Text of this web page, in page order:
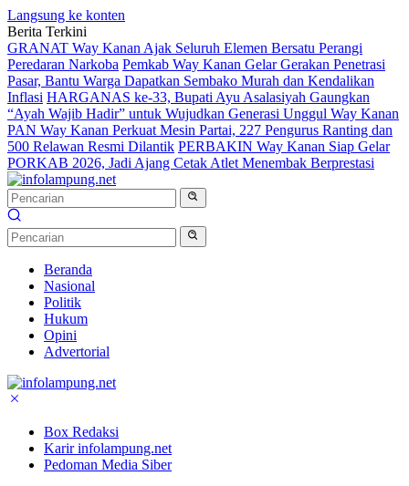
Langsung ke konten
Berita Terkini
GRANAT Way Kanan Ajak Seluruh Elemen Bersatu Perangi
Peredaran Narkoba Pemkab Way Kanan Gelar Gerakan Penetrasi
Pasar, Bantu Warga Dapatkan Sembako Murah dan Kendalikan
Inflasi HARGANAS ke-33, Bupati Ayu Asalasiyah Gaungkan
“Ayah Wajib Hadir” untuk Wujudkan Generasi Unggul Way Kanan
PAN Way Kanan Perkuat Mesin Partai, 227 Pengurus Ranting dan
500 Relawan Resmi Dilantik PERBAKIN Way Kanan Siap Gelar
PORKAB 2026, Jadi Ajang Cetak Atlet Menembak Berprestasi
Beranda
Nasional
Politik
Hukum
Opini
Advertorial
Box Redaksi
Karir infolampung.net
Pedoman Media Siber